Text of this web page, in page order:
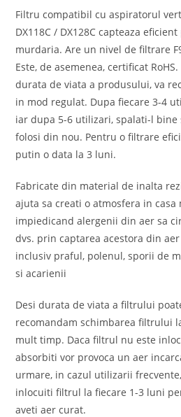
Filtru compatibil cu aspiratorul
DX118C / DX128C capteaza
murdaria. Are un nivel de filtrare
Este, de asemenea, certificat
durata de viata a produsului, va
in mod regulat. Dupa fiecare 3-4
iar dupa 5-6 utilizari, spalati-l
folosi din nou. Pentru o filtrare
putin o data la 3 luni.
Fabricate din material de inalta
ajuta sa creati o atmosfera in casa
impiedicand alergenii din aer sa
dvs. prin captarea acestora din
inclusiv praful, polenul, sporii de
si acarienii
Desi durata de viata a filtrului
recomandam schimbarea filtrului
mult timp. Daca filtrul nu este
absorbiti vor provoca un aer
urmare, in cazul utilizarii
inlocuiti filtrul la fiecare 1-3 luni
aveti aer curat.